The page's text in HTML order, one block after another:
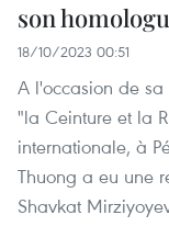
son
18/10/2023 00:51
A l'occasion de
"la Ceinture et la
internationale, à
Thuong a eu une
Shavkat